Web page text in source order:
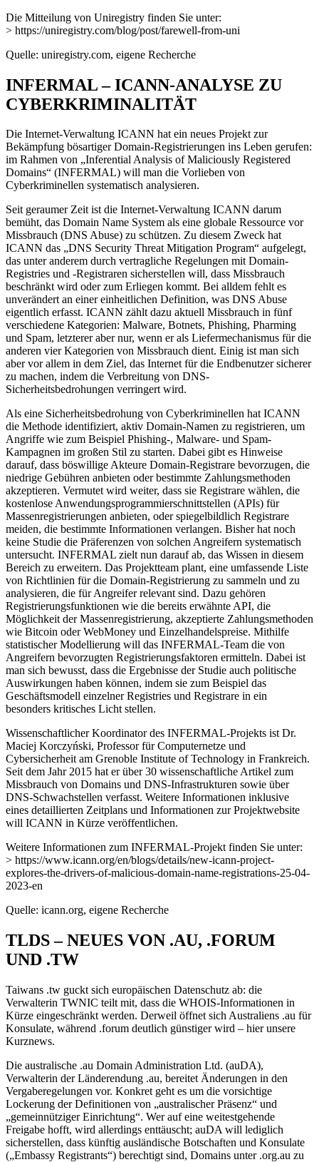
Die Mitteilung von Uniregistry finden Sie unter:
> https://uniregistry.com/blog/post/farewell-from-uni
Quelle: uniregistry.com, eigene Recherche
INFERMAL – ICANN-ANALYSE ZU
CYBERKRIMINALITÄT
Die Internet-Verwaltung ICANN hat ein neues Projekt zur
Bekämpfung bösartiger Domain-Registrierungen ins Leben gerufen:
im Rahmen von „Inferential Analysis of Maliciously Registered
Domains“ (INFERMAL) will man die Vorlieben von
Cyberkriminellen systematisch analysieren.
Seit geraumer Zeit ist die Internet-Verwaltung ICANN darum
bemüht, das Domain Name System als eine globale Ressource vor
Missbrauch (DNS Abuse) zu schützen. Zu diesem Zweck hat
ICANN das „DNS Security Threat Mitigation Program“ aufgelegt,
das unter anderem durch vertragliche Regelungen mit Domain-
Registries und -Registraren sicherstellen will, dass Missbrauch
beschränkt wird oder zum Erliegen kommt. Bei alldem fehlt es
unverändert an einer einheitlichen Definition, was DNS Abuse
eigentlich erfasst. ICANN zählt dazu aktuell Missbrauch in fünf
verschiedene Kategorien: Malware, Botnets, Phishing, Pharming
und Spam, letzterer aber nur, wenn er als Liefermechanismus für die
anderen vier Kategorien von Missbrauch dient. Einig ist man sich
aber vor allem in dem Ziel, das Internet für die Endbenutzer sicherer
zu machen, indem die Verbreitung von DNS-
Sicherheitsbedrohungen verringert wird.
Als eine Sicherheitsbedrohung von Cyberkriminellen hat ICANN
die Methode identifiziert, aktiv Domain-Namen zu registrieren, um
Angriffe wie zum Beispiel Phishing-, Malware- und Spam-
Kampagnen im großen Stil zu starten. Dabei gibt es Hinweise
darauf, dass böswillige Akteure Domain-Registrare bevorzugen, die
niedrige Gebühren anbieten oder bestimmte Zahlungsmethoden
akzeptieren. Vermutet wird weiter, dass sie Registrare wählen, die
kostenlose Anwendungsprogrammierschnittstellen (APIs) für
Massenregistrierungen anbieten, oder spiegelbildlich Registrare
meiden, die bestimmte Informationen verlangen. Bisher hat noch
keine Studie die Präferenzen von solchen Angreifern systematisch
untersucht. INFERMAL zielt nun darauf ab, das Wissen in diesem
Bereich zu erweitern. Das Projektteam plant, eine umfassende Liste
von Richtlinien für die Domain-Registrierung zu sammeln und zu
analysieren, die für Angreifer relevant sind. Dazu gehören
Registrierungsfunktionen wie die bereits erwähnte API, die
Möglichkeit der Massenregistrierung, akzeptierte Zahlungsmethoden
wie Bitcoin oder WebMoney und Einzelhandelspreise. Mithilfe
statistischer Modellierung will das INFERMAL-Team die von
Angreifern bevorzugten Registrierungsfaktoren ermitteln. Dabei ist
man sich bewusst, dass die Ergebnisse der Studie auch politische
Auswirkungen haben können, indem sie zum Beispiel das
Geschäftsmodell einzelner Registries und Registrare in ein
besonders kritisches Licht stellen.
Wissenschaftlicher Koordinator des INFERMAL-Projekts ist Dr.
Maciej Korczyński, Professor für Computernetze und
Cybersicherheit am Grenoble Institute of Technology in Frankreich.
Seit dem Jahr 2015 hat er über 30 wissenschaftliche Artikel zum
Missbrauch von Domains und DNS-Infrastrukturen sowie über
DNS-Schwachstellen verfasst. Weitere Informationen inklusive
eines detaillierten Zeitplans und Informationen zur Projektwebsite
will ICANN in Kürze veröffentlichen.
Weitere Informationen zum INFERMAL-Projekt finden Sie unter:
> https://www.icann.org/en/blogs/details/new-icann-project-
explores-the-drivers-of-malicious-domain-name-registrations-25-04-
2023-en
Quelle: icann.org, eigene Recherche
TLDS – NEUES VON .AU, .FORUM
UND .TW
Taiwans .tw guckt sich europäischen Datenschutz ab: die
Verwalterin TWNIC teilt mit, dass die WHOIS-Informationen in
Kürze eingeschränkt werden. Derweil öffnet sich Australiens .au für
Konsulate, während .forum deutlich günstiger wird – hier unsere
Kurznews.
Die australische .au Domain Administration Ltd. (auDA),
Verwalterin der Länderendung .au, bereitet Änderungen in den
Vergaberegelungen vor. Konkret geht es um die vorsichtige
Lockerung der Definitionen von „australischer Präsenz“ und
„gemeinnütziger Einrichtung“. Wer auf eine weitestgehende
Freigabe hofft, wird allerdings enttäuscht; auDA will lediglich
sicherstellen, dass künftig ausländische Botschaften und Konsulate
(„Embassy Registrants“) berechtigt sind, Domains unter .org.au zu